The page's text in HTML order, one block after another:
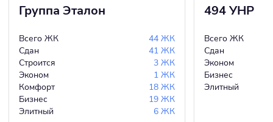
Группа Эталон
Всего ЖК
44 ЖК
Сдан
41 ЖК
Строится
3 ЖК
Эконом
1 ЖК
Комфорт
18 ЖК
Бизнес
19 ЖК
Элитный
6 ЖК
494 УНР
Всего ЖК
Сдан
Эконом
Бизнес
Элитный